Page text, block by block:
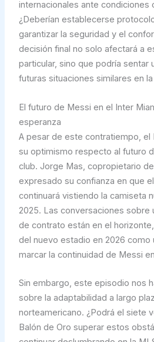
internacionales ante condiciones
¿Deberían establecerse
garantizar la seguridad y el
decisión final no solo afectará a
particular, sino que podría sentar
futuras situaciones similares en
El futuro de Messi en el Inter
esperanza
A pesar de este contratiempo, el
su optimismo respecto al futuro
club. Jorge Mas, copropietario
expresado su confianza en que
continuará vistiendo la camiseta
2025. Las conversaciones sobre
de contrato están en el
del nuevo estadio en 2026 como
marcar la continuidad de Messi
Sin embargo, este episodio nos
sobre la adaptabilidad a largo
norteamericano. ¿Podrá el siete
Balón de Oro superar estos